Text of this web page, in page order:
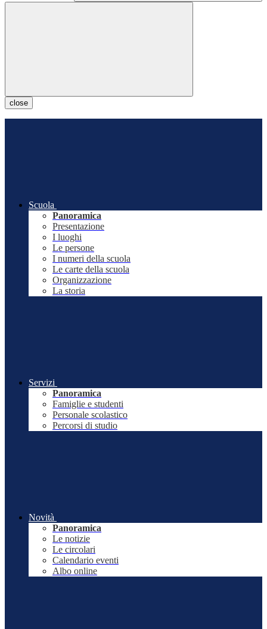
close
Scuola
Panoramica
Presentazione
I luoghi
Le persone
I numeri della scuola
Le carte della scuola
Organizzazione
La storia
Servizi
Panoramica
Famiglie e studenti
Personale scolastico
Percorsi di studio
Novità
Panoramica
Le notizie
Le circolari
Calendario eventi
Albo online